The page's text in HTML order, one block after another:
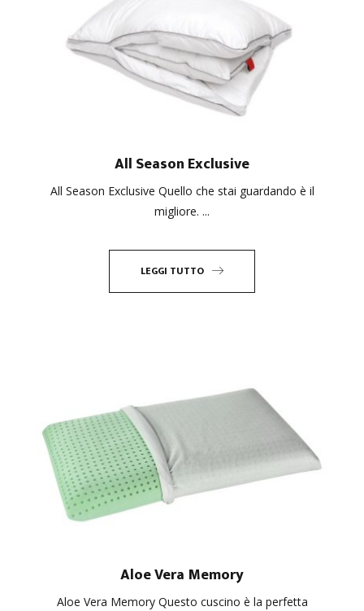
All Season Exclusive
All Season Exclusive Quello che stai guardando è il
migliore. ...
LEGGI TUTTO
Aloe Vera Memory
Aloe Vera Memory Questo cuscino è la perfetta